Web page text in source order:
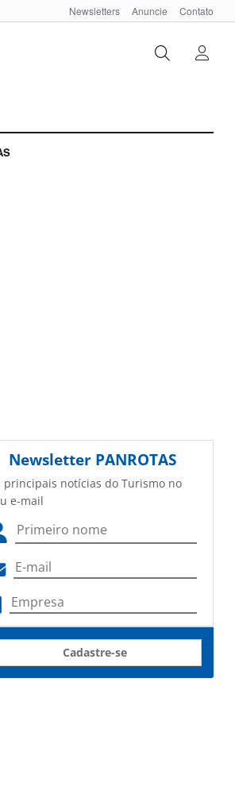
Newsletters Anuncie Contato
Newsletter PANROTAS
principais notícias do Turismo no
e-mail
Cadastre-se